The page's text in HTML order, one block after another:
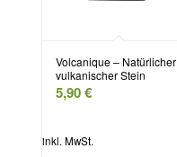
Volcanique – Natürlicher
vulkanischer Stein
5,90€
inkl. MwSt.